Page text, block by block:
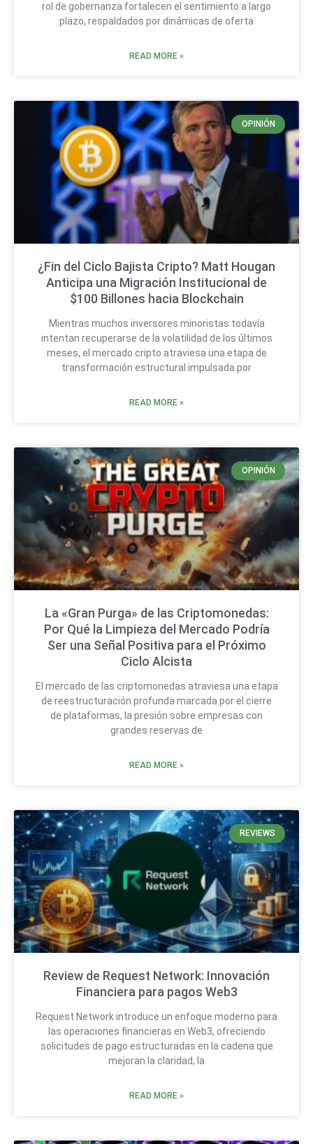
rol de gobernanza fortalecen el sentimiento a largo
plazo, respaldados por dinámicas de oferta
READ MORE »
OPINIÓN
¿Fin del Ciclo Bajista Cripto? Matt Hougan
Anticipa una Migración Institucional de
$100 Billones hacia Blockchain
Mientras muchos inversores minoristas todavía
intentan recuperarse de la volatilidad de los últimos
meses, el mercado cripto atraviesa una etapa de
transformación estructural impulsada por
READ MORE »
OPINIÓN
La «Gran Purga» de las Criptomonedas:
Por Qué la Limpieza del Mercado Podría
Ser una Señal Positiva para el Próximo
Ciclo Alcista
El mercado de las criptomonedas atraviesa una etapa
de reestructuración profunda marcada por el cierre
de plataformas, la presión sobre empresas con
grandes reservas de
READ MORE »
REVIEWS
Review de Request Network: Innovación
Financiera para pagos Web3
Request Network introduce un enfoque moderno para
las operaciones financieras en Web3, ofreciendo
solicitudes de pago estructuradas en la cadena que
mejoran la claridad, la
READ MORE »